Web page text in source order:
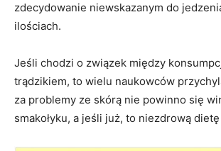
zdecydowanie niewskazanym do
ilościach.
Jeśli chodzi o związek między
trądzikiem, to wielu naukowców
za problemy ze skórą nie powinno się
smakołyku, a jeśli już, to niezdrową dietę